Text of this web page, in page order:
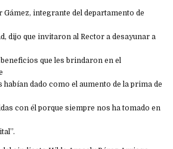
Gámez, integrante del departamento de
dijo que invitaron al Rector a desayunar a
que les brindaron en el
habían dado como el aumento de la prima de
con él porque siempre nos ha tomado en